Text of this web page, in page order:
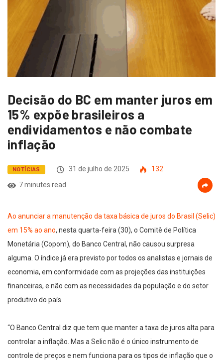
Decisão do BC em manter juros em
15% expõe brasileiros a
endividamentos e não combate
inflação
NOTÍCIAS 31 de julho de 2025
132
7 minutes read
Ao anunciar a manutenção da taxa básica de juros do Brasil (Selic)
em 15% ao ano, nesta quarta-feira (30), o Comitê de Política
Monetária (Copom), do Banco Central, não causou surpresa
alguma. O índice já era previsto por todos os analistas e jornais de
economia, em conformidade com as projeções das instituições
financeiras, e não com as necessidades da população e do setor
produtivo do país.
“O Banco Central diz que tem que manter a taxa de juros alta para
controlar a inflação. Mas a Selic não é o único instrumento de
controle de preços e nem funciona para os tipos de inflação que o